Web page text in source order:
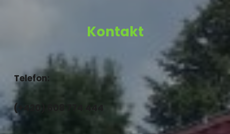
Kontakt
Telefon:
(+420) 608 774 444